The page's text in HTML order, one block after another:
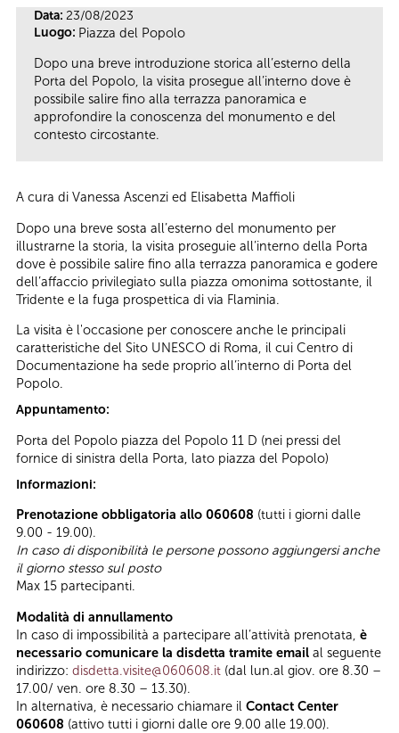
Data: 23/08/2023
Luogo: Piazza del Popolo
Dopo una breve introduzione storica all’esterno della
Porta del Popolo, la visita prosegue all’interno dove è
possibile salire fino alla terrazza panoramica e
approfondire la conoscenza del monumento e del
contesto circostante.
A cura di Vanessa Ascenzi ed Elisabetta Maffioli
Dopo una breve sosta all’esterno del monumento per
illustrarne la storia, la visita proseguie all’interno della Porta
dove è possibile salire fino alla terrazza panoramica e godere
dell’affaccio privilegiato sulla piazza omonima sottostante, il
Tridente e la fuga prospettica di via Flaminia.
La visita è l'occasione per conoscere anche le principali
caratteristiche del Sito UNESCO di Roma, il cui Centro di
Documentazione ha sede proprio all’interno di Porta del
Popolo.
Appuntamento:
Porta del Popolo piazza del Popolo 11 D (nei pressi del
fornice di sinistra della Porta, lato piazza del Popolo)
Informazioni:
Prenotazione obbligatoria allo 060608 (tutti i giorni dalle
9.00 - 19.00).
In caso di disponibilità le persone possono aggiungersi anche
il giorno stesso sul posto
Max 15 partecipanti.
Modalità di annullamento
In caso di impossibilità a partecipare all’attività prenotata, è
necessario comunicare la disdetta tramite email al seguente
indirizzo: disdetta.visite@060608.it (dal lun.al giov. ore 8.30 –
17.00/ ven. ore 8.30 – 13.30).
In alternativa, è necessario chiamare il Contact Center
060608 (attivo tutti i giorni dalle ore 9.00 alle 19.00).